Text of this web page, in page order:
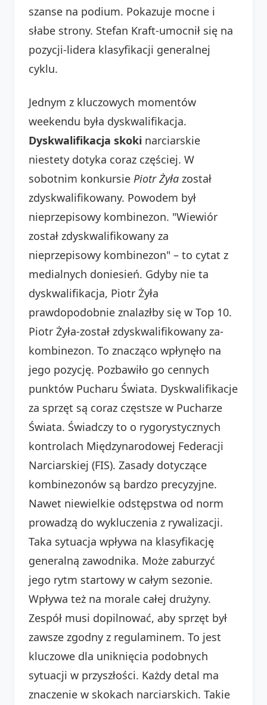
szanse na podium. Pokazuje mocne i
słabe strony. Stefan Kraft-umocnił się na
pozycji-lidera klasyfikacji generalnej
cyklu.
Jednym z kluczowych momentów
weekendu była dyskwalifikacja.
Dyskwalifikacja skoki narciarskie
niestety dotyka coraz częściej. W
sobotnim konkursie Piotr Żyła został
zdyskwalifikowany. Powodem był
nieprzepisowy kombinezon. "Wiewiór
został zdyskwalifikowany za
nieprzepisowy kombinezon" – to cytat z
medialnych doniesień. Gdyby nie ta
dyskwalifikacja, Piotr Żyła
prawdopodobnie znalazłby się w Top 10.
Piotr Żyła-został zdyskwalifikowany za-
kombinezon. To znacząco wpłynęło na
jego pozycję. Pozbawiło go cennych
punktów Pucharu Świata. Dyskwalifikacje
za sprzęt są coraz częstsze w Pucharze
Świata. Świadczy to o rygorystycznych
kontrolach Międzynarodowej Federacji
Narciarskiej (FIS). Zasady dotyczące
kombinezonów są bardzo precyzyjne.
Nawet niewielkie odstępstwa od norm
prowadzą do wykluczenia z rywalizacji.
Taka sytuacja wpływa na klasyfikację
generalną zawodnika. Może zaburzyć
jego rytm startowy w całym sezonie.
Wpływa też na morale całej drużyny.
Zespół musi dopilnować, aby sprzęt był
zawsze zgodny z regulaminem. To jest
kluczowe dla uniknięcia podobnych
sytuacji w przyszłości. Każdy detal ma
znaczenie w skokach narciarskich. Takie